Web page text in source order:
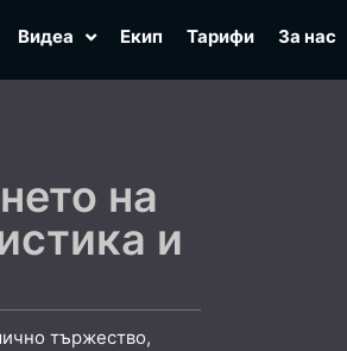
Видеа Екип Тарифи За нас
на
и
тържество,